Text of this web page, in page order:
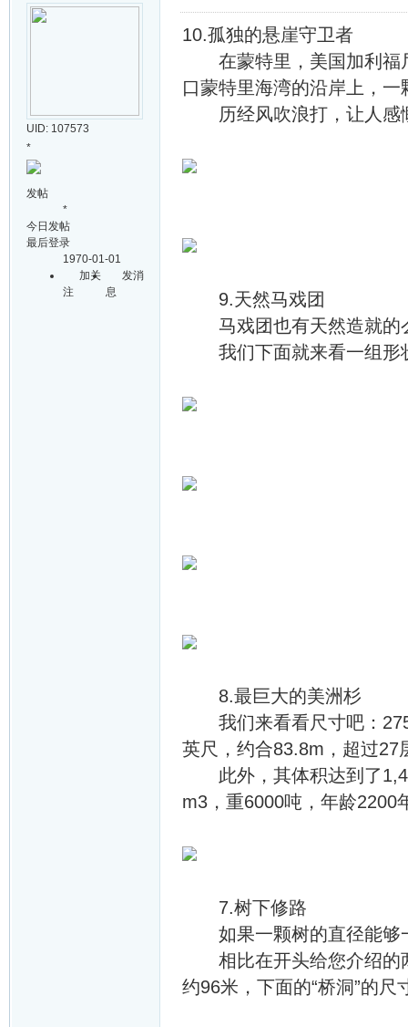
UID: 107573
*
发帖
*
今日发帖
最后登录
1970-01-01
加关
注
发消
息
10.孤独的悬崖守卫者
在蒙特里，美国加利福
口蒙特里海湾的沿岸上，
历经风吹浪打，让人感
9.天然马戏团
马戏团也有天然造就的
我们下面就来看一组形
8.最巨大的美洲杉
我们来看看尺寸吧：
英尺，约合83.8m，超过27
此外，其体积达到了
m3，重6000吨，年龄2200
7.树下修路
如果一颗树的直径能够
相比在开头给您介绍的
约96米，下面的“桥洞”的